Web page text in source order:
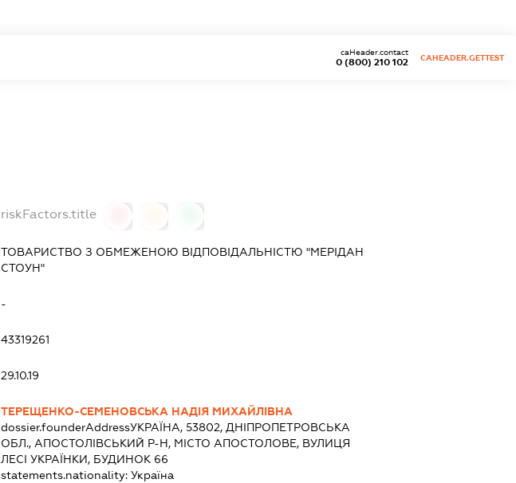
0 (800) 210 102
caHeader.contact
CAHEADER.GETTEST
riskFactors.title
ТОВАРИСТВО З ОБМЕЖЕНОЮ ВІДПОВІДАЛЬНІСТЮ "МЕРІДАН
СТОУН"
-
43319261
29.10.19
ТЕРЕЩЕНКО-СЕМЕНОВСЬКА НАДІЯ МИХАЙЛІВНА
dossier.founderAddressУКРАЇНА, 53802, ДНІПРОПЕТРОВСЬКА
ОБЛ., АПОСТОЛІВСЬКИЙ Р-Н, МІСТО АПОСТОЛОВЕ, ВУЛИЦЯ
ЛЕСІ УКРАЇНКИ, БУДИНОК 66
statements.nationality: Україна